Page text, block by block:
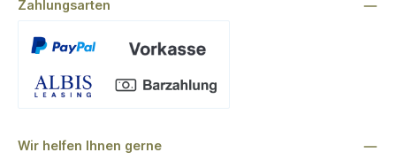
Zahlungsarten
Wir helfen Ihnen gerne